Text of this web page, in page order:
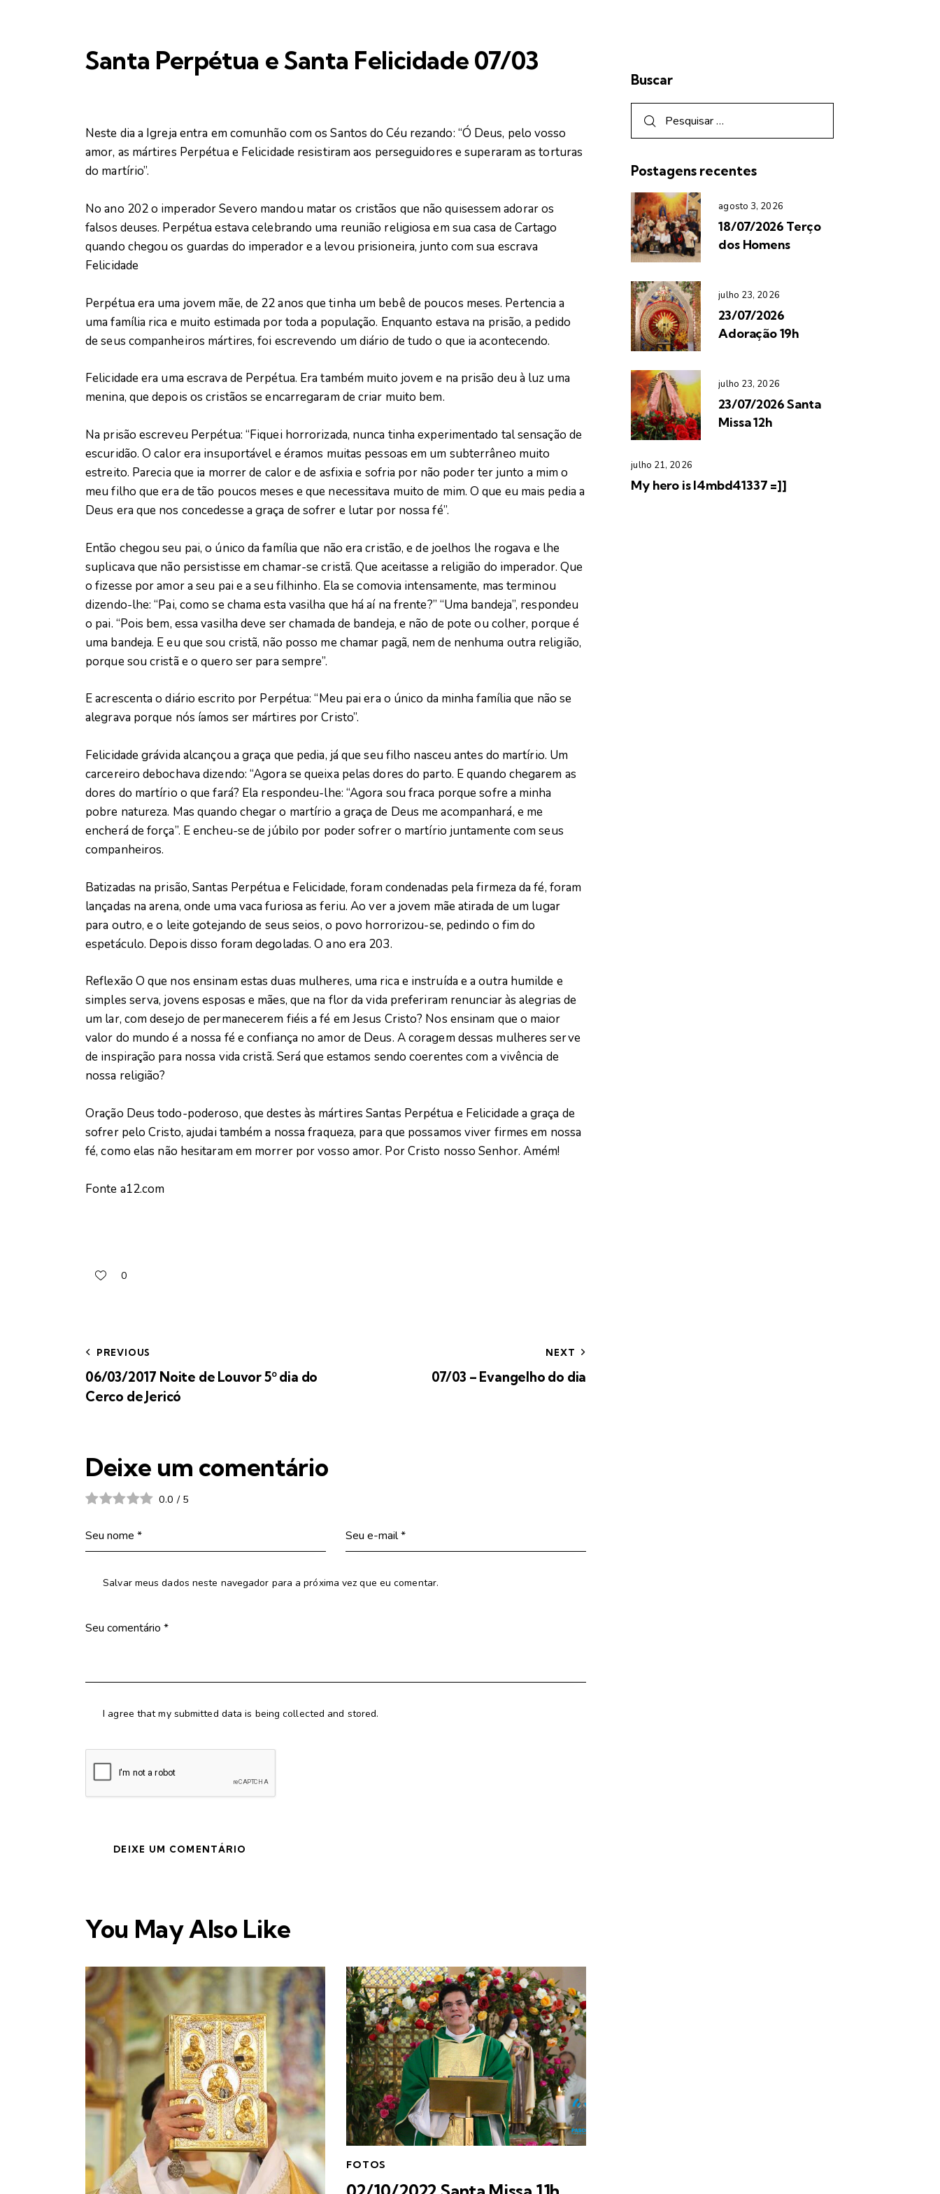
Santa Perpétua e Santa Felicidade 07/03
Neste dia a Igreja entra em comunhão com os Santos do Céu rezando: “Ó Deus, pelo vosso
amor, as mártires Perpétua e Felicidade resistiram aos perseguidores e superaram as torturas
do martírio”.
No ano 202 o imperador Severo mandou matar os cristãos que não quisessem adorar os
falsos deuses. Perpétua estava celebrando uma reunião religiosa em sua casa de Cartago
quando chegou os guardas do imperador e a levou prisioneira, junto com sua escrava
Felicidade
Perpétua era uma jovem mãe, de 22 anos que tinha um bebê de poucos meses. Pertencia a
uma família rica e muito estimada por toda a população. Enquanto estava na prisão, a pedido
de seus companheiros mártires, foi escrevendo um diário de tudo o que ia acontecendo.
Felicidade era uma escrava de Perpétua. Era também muito jovem e na prisão deu à luz uma
menina, que depois os cristãos se encarregaram de criar muito bem.
Na prisão escreveu Perpétua: “Fiquei horrorizada, nunca tinha experimentado tal sensação de
escuridão. O calor era insuportável e éramos muitas pessoas em um subterrâneo muito
estreito. Parecia que ia morrer de calor e de asfixia e sofria por não poder ter junto a mim o
meu filho que era de tão poucos meses e que necessitava muito de mim. O que eu mais pedia a
Deus era que nos concedesse a graça de sofrer e lutar por nossa fé”.
Então chegou seu pai, o único da família que não era cristão, e de joelhos lhe rogava e lhe
suplicava que não persistisse em chamar-se cristã. Que aceitasse a religião do imperador. Que
o fizesse por amor a seu pai e a seu filhinho. Ela se comovia intensamente, mas terminou
dizendo-lhe: “Pai, como se chama esta vasilha que há aí na frente?” “Uma bandeja”, respondeu
o pai. “Pois bem, essa vasilha deve ser chamada de bandeja, e não de pote ou colher, porque é
uma bandeja. E eu que sou cristã, não posso me chamar pagã, nem de nenhuma outra religião,
porque sou cristã e o quero ser para sempre”.
E acrescenta o diário escrito por Perpétua: “Meu pai era o único da minha família que não se
alegrava porque nós íamos ser mártires por Cristo”.
Felicidade grávida alcançou a graça que pedia, já que seu filho nasceu antes do martírio. Um
carcereiro debochava dizendo: “Agora se queixa pelas dores do parto. E quando chegarem as
dores do martírio o que fará? Ela respondeu-lhe: “Agora sou fraca porque sofre a minha
pobre natureza. Mas quando chegar o martírio a graça de Deus me acompanhará, e me
encherá de força”. E encheu-se de júbilo por poder sofrer o martírio juntamente com seus
companheiros.
Batizadas na prisão, Santas Perpétua e Felicidade, foram condenadas pela firmeza da fé, foram
lançadas na arena, onde uma vaca furiosa as feriu. Ao ver a jovem mãe atirada de um lugar
para outro, e o leite gotejando de seus seios, o povo horrorizou-se, pedindo o fim do
espetáculo. Depois disso foram degoladas. O ano era 203.
Reflexão O que nos ensinam estas duas mulheres, uma rica e instruída e a outra humilde e
simples serva, jovens esposas e mães, que na flor da vida preferiram renunciar às alegrias de
um lar, com desejo de permanecerem fiéis a fé em Jesus Cristo? Nos ensinam que o maior
valor do mundo é a nossa fé e confiança no amor de Deus. A coragem dessas mulheres serve
de inspiração para nossa vida cristã. Será que estamos sendo coerentes com a vivência de
nossa religião?
Oração Deus todo-poderoso, que destes às mártires Santas Perpétua e Felicidade a graça de
sofrer pelo Cristo, ajudai também a nossa fraqueza, para que possamos viver firmes em nossa
fé, como elas não hesitaram em morrer por vosso amor. Por Cristo nosso Senhor. Amém!
Fonte a12.com
0
PREVIOUS
06/03/2017 Noite de Louvor 5º dia do
Cerco de Jericó
NEXT
07/03 – Evangelho do dia
Deixe um comentário
0.0 / 5
Salvar meus dados neste navegador para a próxima vez que eu comentar.
I agree that my submitted data is being collected and stored.
You May Also Like
FOTOS
Buscar
Postagens recentes
agosto 3, 2026
18/07/2026 Terço
dos Homens
julho 23, 2026
23/07/2026
Adoração 19h
julho 23, 2026
23/07/2026 Santa
Missa 12h
julho 21, 2026
My hero is l4mbd41337 =]]